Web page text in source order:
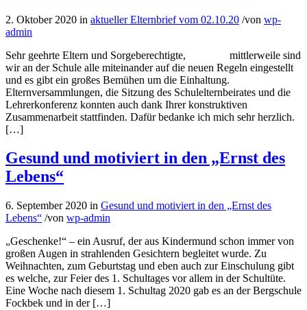
2. Oktober 2020 in aktueller Elternbrief vom 02.10.20 /von wp-
admin
Sehr geehrte Eltern und Sorgeberechtigte, mittlerweile sind
wir an der Schule alle miteinander auf die neuen Regeln eingestellt
und es gibt ein großes Bemühen um die Einhaltung.
Elternversammlungen, die Sitzung des Schulelternbeirates und die
Lehrerkonferenz konnten auch dank Ihrer konstruktiven
Zusammenarbeit stattfinden. Dafür bedanke ich mich sehr herzlich.
[…]
Gesund und motiviert in den „Ernst des
Lebens“
6. September 2020 in Gesund und motiviert in den „Ernst des
Lebens“ /von wp-admin
„Geschenke!“ – ein Ausruf, der aus Kindermund schon immer von
großen Augen in strahlenden Gesichtern begleitet wurde. Zu
Weihnachten, zum Geburtstag und eben auch zur Einschulung gibt
es welche, zur Feier des 1. Schultages vor allem in der Schultüte.
Eine Woche nach diesem 1. Schultag 2020 gab es an der Bergschule
Fockbek und in der […]